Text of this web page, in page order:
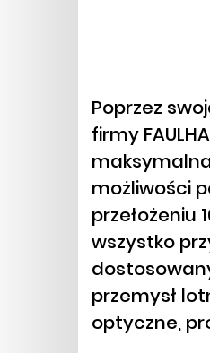
Poprzez
firmy
możliwości
przełożeniu
wszystko
przemysł
optyczne,